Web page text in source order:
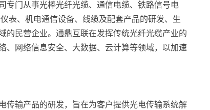
专门从事光棒光纤光缆、通信电缆、铁路信号电
表、机电通信设备、线缆及配套产品的研发、生
的民营企业。通鼎互联在发挥传统光纤光缆产业的
、网络信息安全、大数据、云计算等领域，以加速
传输产品的研发，旨在为客户提供光电传输系统解